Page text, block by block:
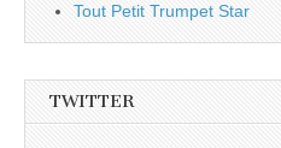
Tout Petit Trumpet Star
TWITTER